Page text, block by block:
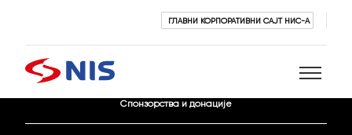
ГЛАВНИ КОРПОРАТИВНИ САЈТ НИС-А
Спонзорства и донације